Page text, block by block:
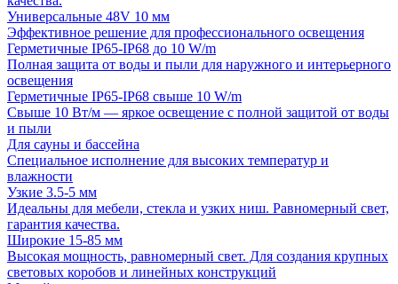
Универсальные 48V 10 мм
Эффективное решение для профессионального освещения
Герметичные IP65-IP68 до 10 W/m
Полная защита от воды и пыли для наружного и интерьерного
освещения
Герметичные IP65-IP68 свыше 10 W/m
Свыше 10 Вт/м — яркое освещение с полной защитой от воды
и пыли
Для сауны и бассейна
Специальное исполнение для высоких температур и
влажности
Узкие 3.5-5 мм
Идеальны для мебели, стекла и узких ниш. Равномерный свет,
гарантия качества.
Широкие 15-85 мм
Высокая мощность, равномерный свет. Для создания крупных
световых коробов и линейных конструкций